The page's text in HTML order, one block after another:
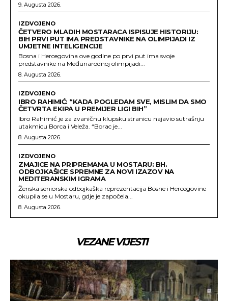
9. Augusta 2026.
IZDVOJENO
ČETVERO MLADIH MOSTARACA ISPISUJE HISTORIJU:
BIH PRVI PUT IMA PREDSTAVNIKE NA OLIMPIJADI IZ
UMJETNE INTELIGENCIJE
Bosna i Hercegovina ove godine po prvi put ima svoje
predstavnike na Međunarodnoj olimpijadi...
8. Augusta 2026.
IZDVOJENO
IBRO RAHIMIĆ: “KADA POGLEDAM SVE, MISLIM DA SMO
ČETVRTA EKIPA U PREMIJER LIGI BIH”
Ibro Rahimić je za zvaničnu klupsku stranicu najavio sutrašnju
utakmicu Borca i Veleža. “Borac je...
8. Augusta 2026.
IZDVOJENO
ZMAJICE NA PRIPREMAMA U MOSTARU: BH.
ODBOJKAŠICE SPREMNE ZA NOVI IZAZOV NA
MEDITERANSKIM IGRAMA
Ženska seniorska odbojkaška reprezentacija Bosne i Hercegovine
okupila se u Mostaru, gdje je započela...
8. Augusta 2026.
VEZANE VIJESTI